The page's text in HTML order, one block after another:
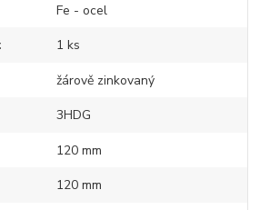
Fe - ocel
1 ks
žárově zinkovaný
3HDG
120 mm
120 mm